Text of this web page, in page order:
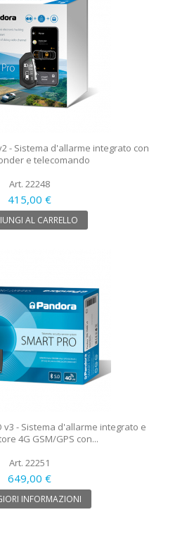
- Sistema d'allarme integrato con
e telecomando
Art. 22248
415,00 €
AL CARRELLO
v3 - Sistema d'allarme integrato e
4G GSM/GPS con...
Art. 22251
649,00 €
INFORMAZIONI